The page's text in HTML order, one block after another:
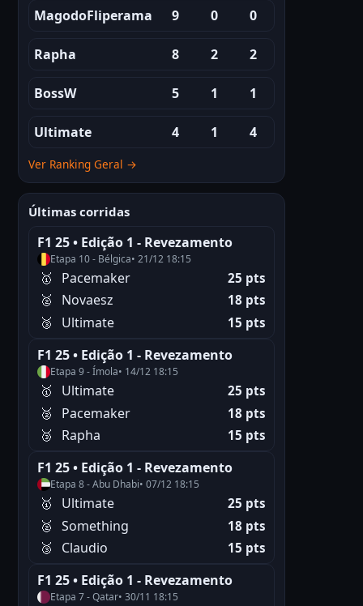
MagodoFliperama 9 0 0
Rapha 8 2 2
BossW 5 1 1
Ultimate 4 1 4
Ver Ranking Geral →
Últimas corridas
F1 25 • Edição 1 - Revezamento
Etapa 10 - Bélgica• 21/12 18:15
🥇 Pacemaker 25 pts
🥈 Novaesz 18 pts
🥉 Ultimate 15 pts
F1 25 • Edição 1 - Revezamento
Etapa 9 - Ímola• 14/12 18:15
🥇 Ultimate 25 pts
🥈 Pacemaker 18 pts
🥉 Rapha 15 pts
F1 25 • Edição 1 - Revezamento
Etapa 8 - Abu Dhabi• 07/12 18:15
🥇 Ultimate 25 pts
🥈 Something 18 pts
🥉 Claudio 15 pts
F1 25 • Edição 1 - Revezamento
Etapa 7 - Qatar• 30/11 18:15